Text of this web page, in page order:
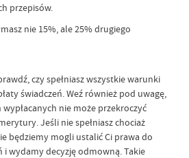
przepisów.
nie 15%, ale 25% drugiego
czy spełniasz wszystkie warunki
świadczeń. Weź również pod uwagę,
wypłacanych nie może przekroczyć
Jeśli nie spełniasz chociaż
będziemy mogli ustalić Ci prawa do
i wydamy decyzję odmowną. Takie